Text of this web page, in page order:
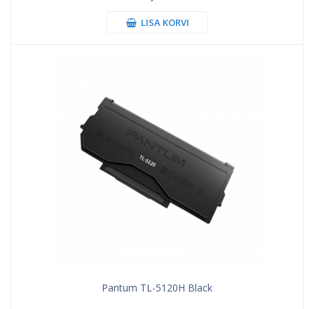
LISA KORVI
Pantum TL-5120H Black